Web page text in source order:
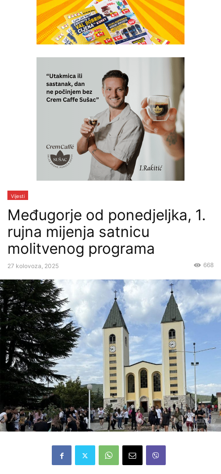
Vijesti
Međugorje od ponedjeljka, 1.
rujna mijenja satnicu
molitvenog programa
27 kolovoza, 2025 668